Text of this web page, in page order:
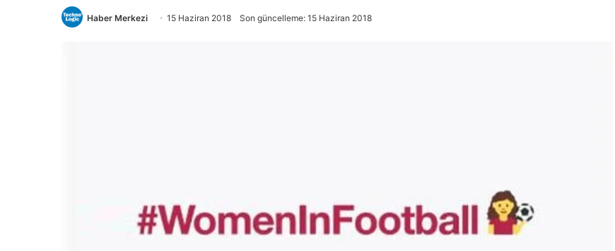
Haber Merkezi 15 Haziran 2018 Son güncelleme: 15 Haziran 2018